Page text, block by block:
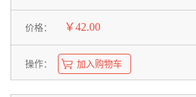
价格： ￥42.00
操作： 加入购物车